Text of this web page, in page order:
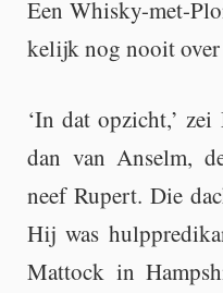
Een Whis­ky-met-
ke­lijk nog nooit over
‘In dat op­zicht,’
dan van An­selm,
neef Ru­pert. Die
Hij was
Mat­tock in